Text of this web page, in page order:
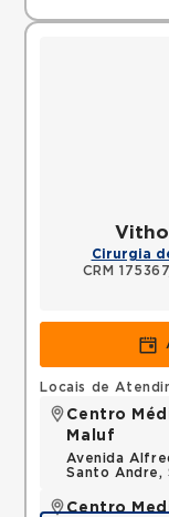
Cirurgia
CRM
Locais de
Centro
Maluf
Avenida
Santo Andre,
Centro